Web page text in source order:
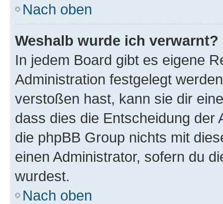
Nach oben
Weshalb wurde ich verwarnt?
In jedem Board gibt es eigene
Administration festgelegt
verstoßen hast, kann sie dir
dass dies die Entscheidung der
die phpBB Group nichts mit
einen Administrator, sofern du
wurdest.
Nach oben